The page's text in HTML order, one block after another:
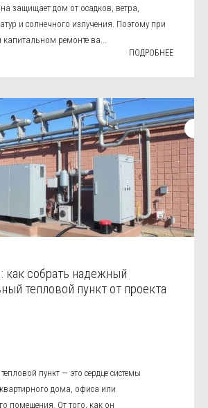
защищает дом от осадков, ветра,
и солнечного излучения. Поэтому при
капитальном ремонте ва...
ПОДРОБНЕЕ
собрать надежный
тепловой пункт от проекта
пункт — это сердце системы
дома, офиса или
помещения. От того, как он